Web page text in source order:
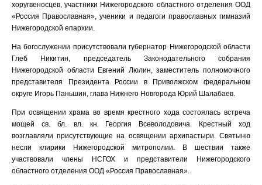
хоругвеносцев, участники Нижегородского областного отделения ООД
«Россия Православная», ученики и педагоги православных гимназий
Нижегородской епархии.
На богослужении присутствовали губернатор Нижегородской области
Глеб Никитин, председатель Законодательного собрания
Нижегородской области Евгений Люлин, заместитель полномочного
представителя Президента России в Приволжском федеральном
округе Игорь Паньшин, глава Нижнего Новгорода Юрий Шалабаев.
При освящении храма во время крестного хода состоялась встреча
мощей св. бл. вл. кн. Георгия Всеволодовича. Крестный ход
возглавляли присутствующие на освящении архипастыри. Святыню
несли клирики Нижегородской митрополии. В шествии также
участвовали члены НСГОХ и представители Нижегородского
областного отделения ООД «Россия Православная».